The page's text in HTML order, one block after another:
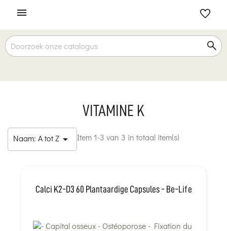

VITAMINE K
Naam: A tot Z  Item 1-3 van 3 in totaal item(s)
Calci K2-D3 60 Plantaardige Capsules - Be-Life